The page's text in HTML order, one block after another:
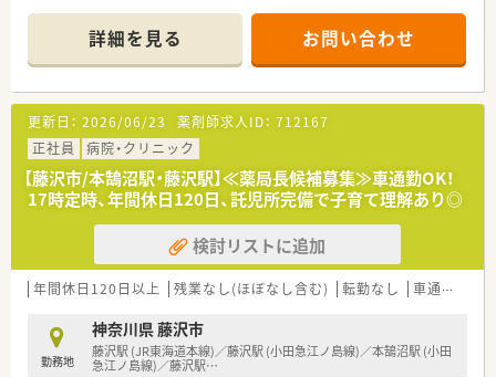
≪子育て世代を応援！≫
・女性のワーク・ライフ・バランスを推進する優良企業として、
厚生労働省認定の「えるぼしマーク」(最高位である3段階目)を
・プラチナくるみんマークも取得しており、子育てをサポートし
ている企業のため女性の方はもちろん、
男性の育休取得実績ありなど、男女ともに働きやすい社風で
す。
・育児休業はお子様が3歳になるまで延長することが可能
＆時短勤務制度もあり。子どもが中学1年生になるまで延長も
可能です。
その他、復職フォロー制度や育児手当、奨学金返済サポート制
度、社割制度など手厚い福利厚生を用意しています。
■人気の藤沢駅チカエリア！
■内科系メインに面で応需しています
■全国転勤の有無をご自身で選択できます
■研修制度やステップアップの制度あり！
次世代の会社を担えるような若手を歓迎しています
■M＆Aも積極的に行っており、経営面も安定しています
■独立開業支援制度あり
詳細を見る お問い合わせ
更新日： 2026/06/23 薬剤師求人ID： 712167
正社員
病院・クリニック
【藤沢市/本鵠沼駅・藤沢駅】≪薬局長候補募集≫車通勤OK！
17時定時、年間休日120日、託児所完備で子育て理解あり◎
検討リストに追加
年間休日120日以上 残業なし(ほぼなし含む) 転勤なし 車通勤可
勤務地
神奈川県 藤沢市
藤沢駅 (JR東海道本線)／藤沢駅 (小田急江ノ島線)／本鵠沼駅 (小田
急江ノ島線)／藤沢駅…